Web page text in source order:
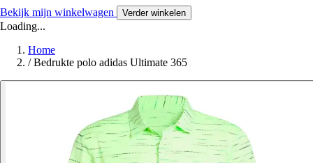
Bekijk mijn winkelwagen Verder winkelen
Loading...
Home
/ Bedrukte polo adidas Ultimate 365